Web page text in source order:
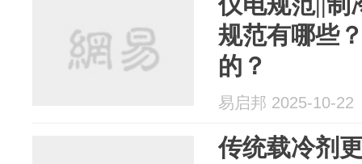
规范有哪些
的？
易启邦 2025-10-22
传统载冷剂